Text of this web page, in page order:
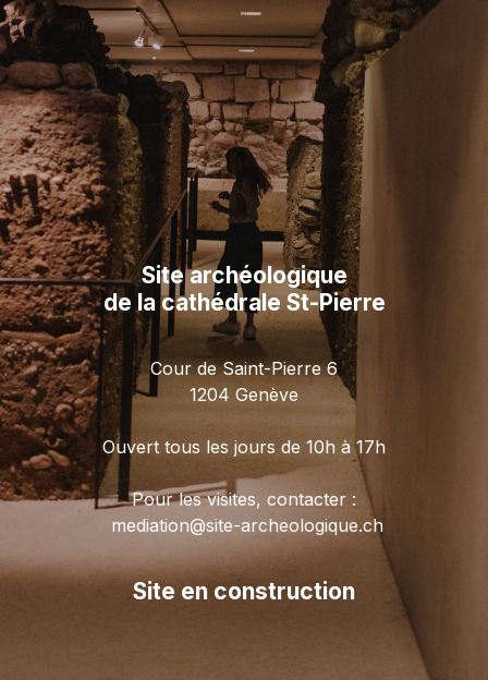
Site archéologique
de la cathédrale St-Pierre
Cour de Saint-Pierre 6
1204 Genève
Ouvert tous les jours de 10h à 17h
Pour les visites, contacter :
mediation@site-archeologique.ch
Site en construction